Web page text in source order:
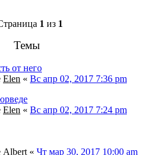
1 из 1
Темы
от него
Elen « Вс апр 02, 2017 7:36 pm
Elen « Вс апр 02, 2017 7:24 pm
Albert « Чт мар 30, 2017 10:00 am